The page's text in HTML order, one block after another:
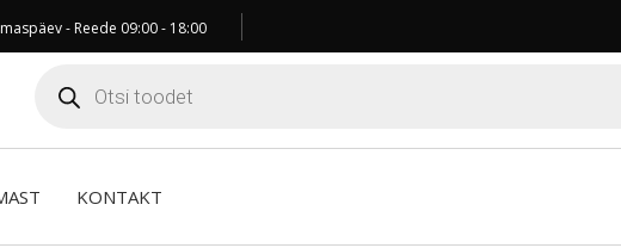
- Reede 09:00 - 18:00
search
KONTAKT